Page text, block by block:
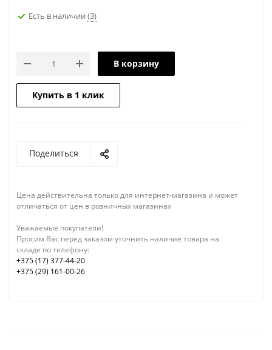
Есть в наличии (3)
В корзину
Купить в 1 клик
Поделиться
Цена действительна только для интернет-магазина и может
отличаться от цен в розничных магазинах
Уважаемые покупатели!
Просим Вас перед заказом уточнить наличие товара на
складе по телефону:
+375 (17) 377-44-20
+375 (29) 161-00-26